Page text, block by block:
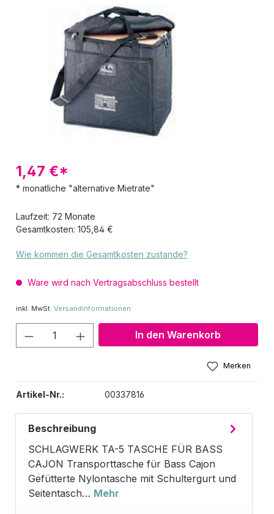
Bildergalerie überspringen
1,47 €*
* monatliche "alternative Mietrate"
Laufzeit: 72 Monate
Gesamtkosten: 105,84 €
Wie kommen die Gesamtkosten zustande?
Ware wird nach Vertragsabschluss bestellt
inkl. MwSt. Versandinformationen
Produkt Anzahl: Gib den
In den Warenkorb
Merken
Artikel-Nr.: 00337816
Beschreibung
SCHLAGWERK TA-5 TASCHE FÜR BASS
CAJON Transporttasche für Bass Cajon
Gefütterte Nylontasche mit Schultergurt und
Seitentasch… Mehr